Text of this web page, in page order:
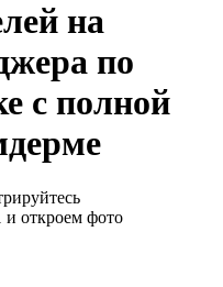
на
по
с полной
и откроем фото